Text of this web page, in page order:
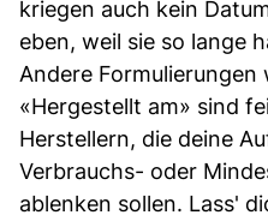
kriegen auch kein
eben, weil sie so lange
Andere
«Hergestellt am» sind
Herstellern, die deine
Verbrauchs- oder
ablenken sollen. Lass'